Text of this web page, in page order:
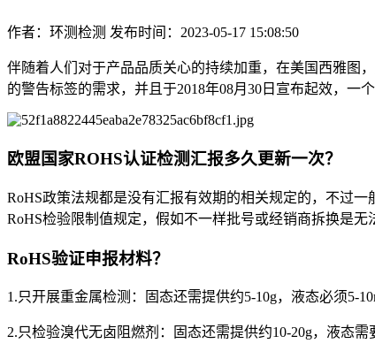
作者：环测检测 发布时间：2023-05-17 15:08:50
伴随着人们对于产品品质关心的持续加重，在美国西雅图
的警告标签的需求，并且于2018年08月30日宣布起效，一
欧盟国家ROHS认证检测汇报多久更新一次？
RoHS政策法规都是没有汇报有效期的相关规定的，不过
RoHS检验限制值规定，假如不一样批号或经销商拆换是无
RoHS验证申报材料？
1.只开展重金属检测：固态还需提供约5-10g，液态必须5-
2.只检验溴代无卤阻燃剂：固态还需提供约10-20g，液态需